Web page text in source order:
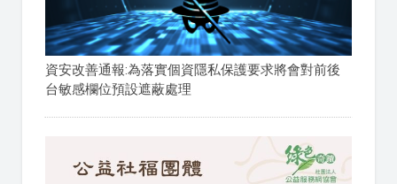
資安改善通報:為落實個資隱私保護要求將會對前後
台敏感欄位預設遮蔽處理